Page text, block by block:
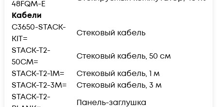
48FQM-E
Кабели
C3650-STACK-
KIT=
Стековый кабель
STACK-T2-
50CM=
Стековый кабель, 50 см
STACK-T2-1M=
Стековый кабель, 1 м
STACK-T2-3M=
Стековый кабель, 3 м
STACK-T2-
Панель-заглушка